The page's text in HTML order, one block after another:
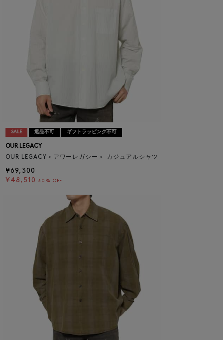
SALE 返品不可 ギフトラッピング不可
OUR LEGACY
OUR LEGACY＜アワーレガシー＞ カジュアルシャツ
¥69,300
¥48,510 30% OFF